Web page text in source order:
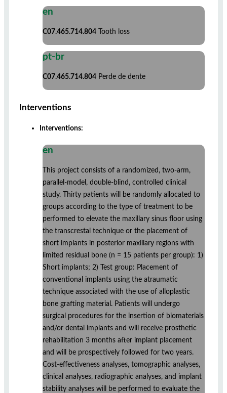
en
C07.465.714.804 Tooth loss
pt-br
C07.465.714.804 Perde de dente
Interventions
Interventions:
en
This project consists of a randomized, two-arm,
parallel-model, double-blind, controlled clinical
study. Thirty patients will be randomly allocated to
groups according to the type of treatment to be
performed to elevate the maxillary sinus floor using
the transcrestal technique or the placement of
short implants in posterior maxillary regions with
limited residual bone (n = 15 patients per group): 1)
Short implants; 2) Test group: Placement of
conventional implants using the atraumatic
technique associated with the use of alloplastic
bone grafting material. Patients will undergo
surgical procedures for the insertion of biomaterials
and/or dental implants and will receive prosthetic
rehabilitation 3 months after implant placement
and will be prospectively followed for two years.
Cost-effectiveness analyses, tomographic analyses,
clinical analyses, radiographic analyses, and implant
stability analyses will be performed to evaluate the